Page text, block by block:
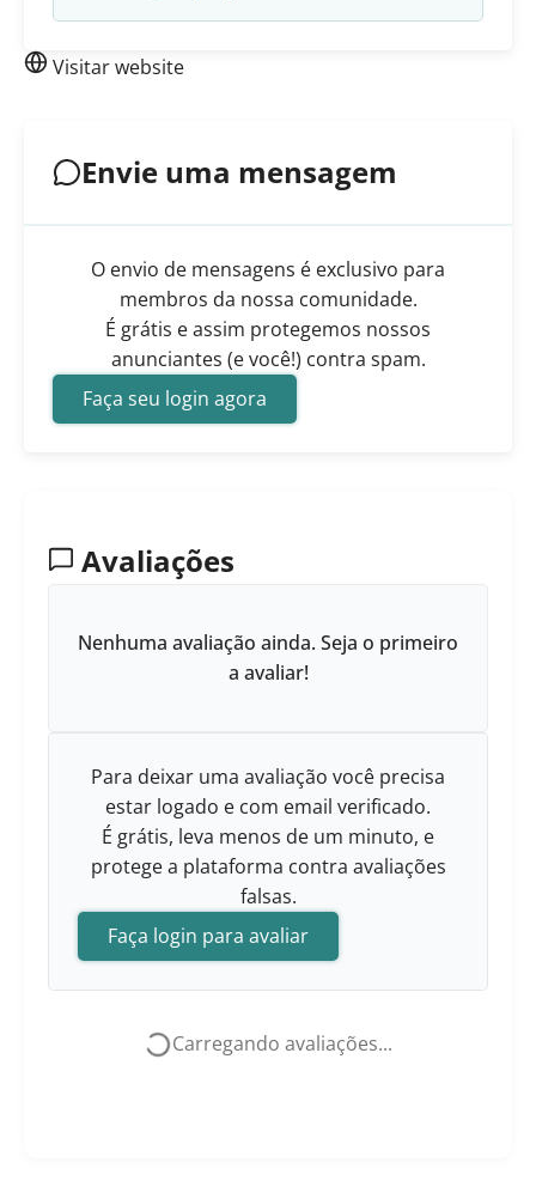
Visitar website
Envie uma mensagem
O envio de mensagens é exclusivo para
membros da nossa comunidade.
É grátis e assim protegemos nossos
anunciantes (e você!) contra spam.
Faça seu login agora
Avaliações
Nenhuma avaliação ainda. Seja o primeiro
a avaliar!
Para deixar uma avaliação você precisa
estar logado e com email verificado.
É grátis, leva menos de um minuto, e
protege a plataforma contra avaliações
falsas.
Faça login para avaliar
Carregando avaliações...